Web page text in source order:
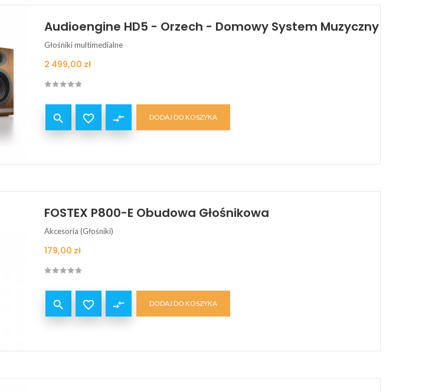
Audioengine HD5 - Orzech - Domowy System Muzyczny
Głośniki multimedialne
Cena
2 499,00 zł
  compare_arrows DODAJ DO KOSZYKA
FOSTEX P800-E Obudowa Głośnikowa
Akcesoria (Głośniki)
Cena
179,00 zł
  compare_arrows DODAJ DO KOSZYKA